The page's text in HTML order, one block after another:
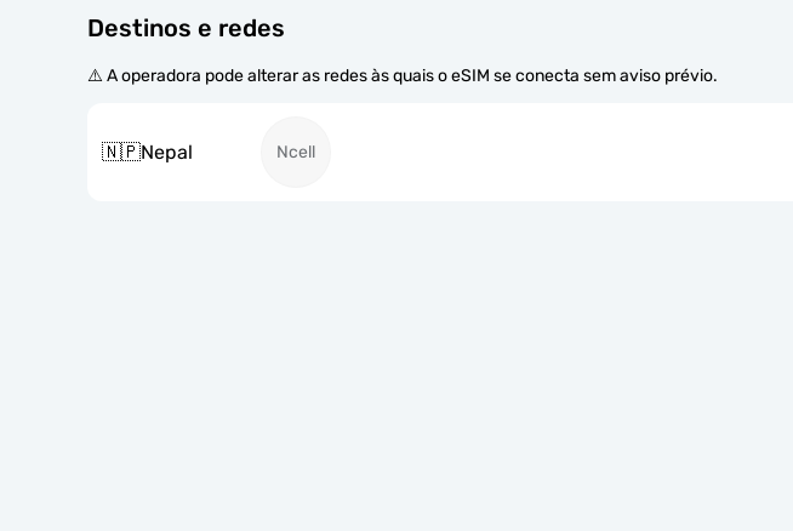
Destinos e redes
⚠️ A operadora pode alterar as redes às quais o eSIM se conecta sem aviso prévio.
🇳🇵Nepal Ncell